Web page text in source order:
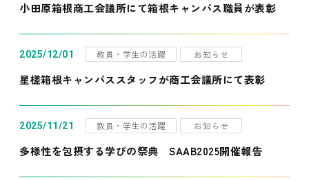
小田原箱根商工会議所にて箱根キャンパス職員が表彰
2025/12/01 教員・学生の活躍 お知らせ
星槎箱根キャンパススタッフが商工会議所にて表彰
2025/11/21 教員・学生の活躍 お知らせ
多様性を包摂する学びの祭典 SAAB2025開催報告